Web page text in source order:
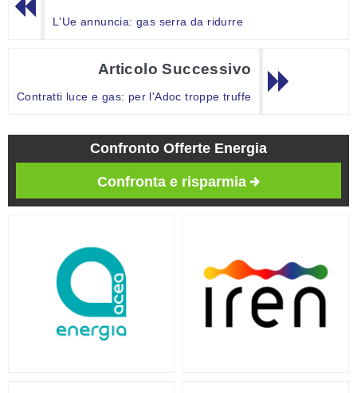
L'Ue annuncia: gas serra da ridurre
Articolo Successivo
Contratti luce e gas: per l'Adoc troppe truffe
Confronto Offerte Energia
Confronta e risparmia